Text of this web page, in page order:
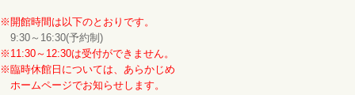
※開館時間は以下のとおりです。
9:30～16:30(予約制)
※11:30～12:30は受付ができません。
※臨時休館日については、あらかじめ
ホームページでお知らせします。